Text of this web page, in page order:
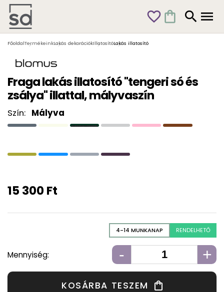
favorite_outline shopping_bag search menu
FőoldalTermékeinkLakás dekorációkIllatosítóLakás illatosító
Fraga lakás illatosító "tengeri só és
zsálya" illattal, mályvaszín
15 300 Ft
Szín: Mályva
4-14 MUNKANAP RENDELHETŐ
Mennyiség: - +
KOSÁRBA TESZEM shopping_bag